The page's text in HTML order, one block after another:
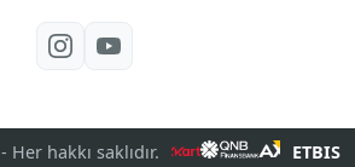
- Her hakkı saklıdır. ETBIS